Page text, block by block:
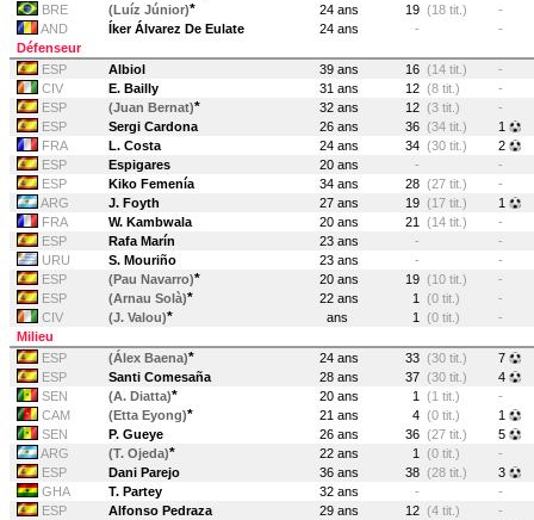
BRE
(Luíz Júnior)* 24 ans 19 (18 tit.)
-
AND
Íker Álvarez De Eulate 24 ans -
-
Défenseur
ESP
Albiol 39 ans 16 (14 tit.)
-
CIV
E. Bailly 31 ans 12 (8 tit.)
-
ESP
(Juan Bernat)* 32 ans 12 (3 tit.)
-
ESP
Sergi Cardona 26 ans 36 (34 tit.)
1
FRA
L. Costa 24 ans 34 (30 tit.)
2
ESP
Espigares 20 ans -
-
ESP
Kiko Femenía 34 ans 28 (27 tit.)
-
ARG
J. Foyth 27 ans 19 (17 tit.)
1
FRA
W. Kambwala 20 ans 21 (14 tit.)
-
ESP
Rafa Marín 23 ans -
-
URU
S. Mouriño 23 ans -
-
ESP
(Pau Navarro)* 20 ans 19 (10 tit.)
-
ESP
(Arnau Solà)* 22 ans 1 (0 tit.)
-
CIV
(J. Valou)* ans 1 (0 tit.)
-
Milieu
ESP
(Álex Baena)* 24 ans 33 (30 tit.)
7
ESP
Santi Comesaña 28 ans 37 (30 tit.)
4
SEN
(A. Diatta)* 20 ans 1 (1 tit.)
-
CAM
(Etta Eyong)* 21 ans 4 (0 tit.)
1
SEN
P. Gueye 26 ans 36 (27 tit.)
5
ARG
(T. Ojeda)* 22 ans 1 (0 tit.)
-
ESP
Dani Parejo 36 ans 38 (28 tit.)
3
GHA
T. Partey 32 ans -
-
ESP
Alfonso Pedraza 29 ans 12 (4 tit.)
-